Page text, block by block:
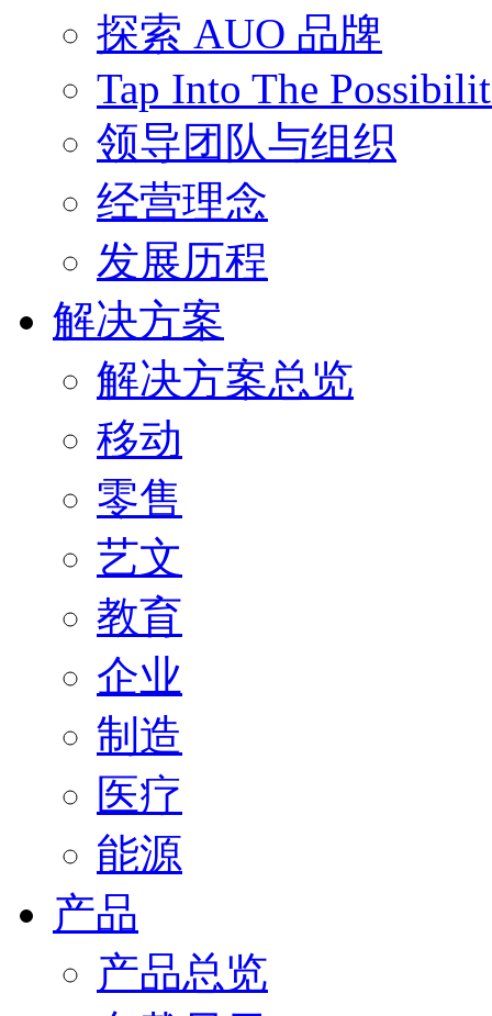
探索 AUO 品牌
Tap Into The
领导团队与组织
经营理念
发展历程
解决方案
解决方案总览
移动
零售
艺文
教育
企业
制造
医疗
能源
产品
产品总览